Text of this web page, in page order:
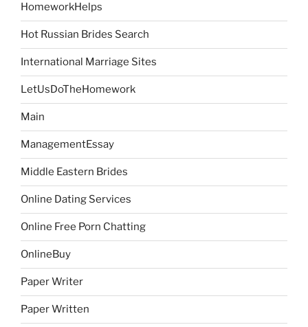
HomeworkHelps
Hot Russian Brides Search
International Marriage Sites
LetUsDoTheHomework
Main
ManagementEssay
Middle Eastern Brides
Online Dating Services
Online Free Porn Chatting
OnlineBuy
Paper Writer
Paper Written